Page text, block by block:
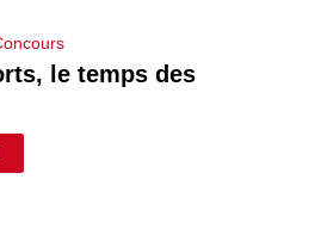
le temps des